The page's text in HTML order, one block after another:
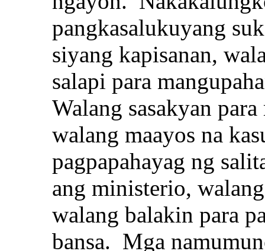
pangkasalukuyang
siyang kapisanan,
salapi para
Walang sasakyan
walang maayos na
pagpapahayag ng
ang ministerio,
walang balakin para
bansa. Mga